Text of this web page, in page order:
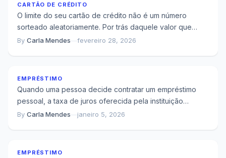
CARTÃO DE CRÉDITO
O limite do seu cartão de crédito não é um número
sorteado aleatoriamente. Por trás daquele valor que
aparece no app do...
By Carla Mendes—fevereiro 28, 2026
Quanto Você Perde Por Não Comparar Taxas De
EMPRÉSTIMO
Quando uma pessoa decide contratar um empréstimo
pessoal, a taxa de juros oferecida pela instituição
financeira é o fator que mais vai...
By Carla Mendes—janeiro 5, 2026
Por Que Focar Apenas na Taxa de Juros Sempre
EMPRÉSTIMO